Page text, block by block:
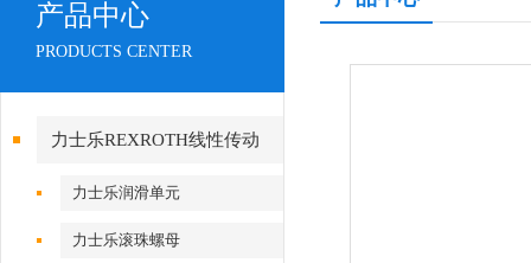
产品中心
PRODUCTS CENTER
力士乐REXROTH线性传动
力士乐润滑单元
力士乐滚珠螺母